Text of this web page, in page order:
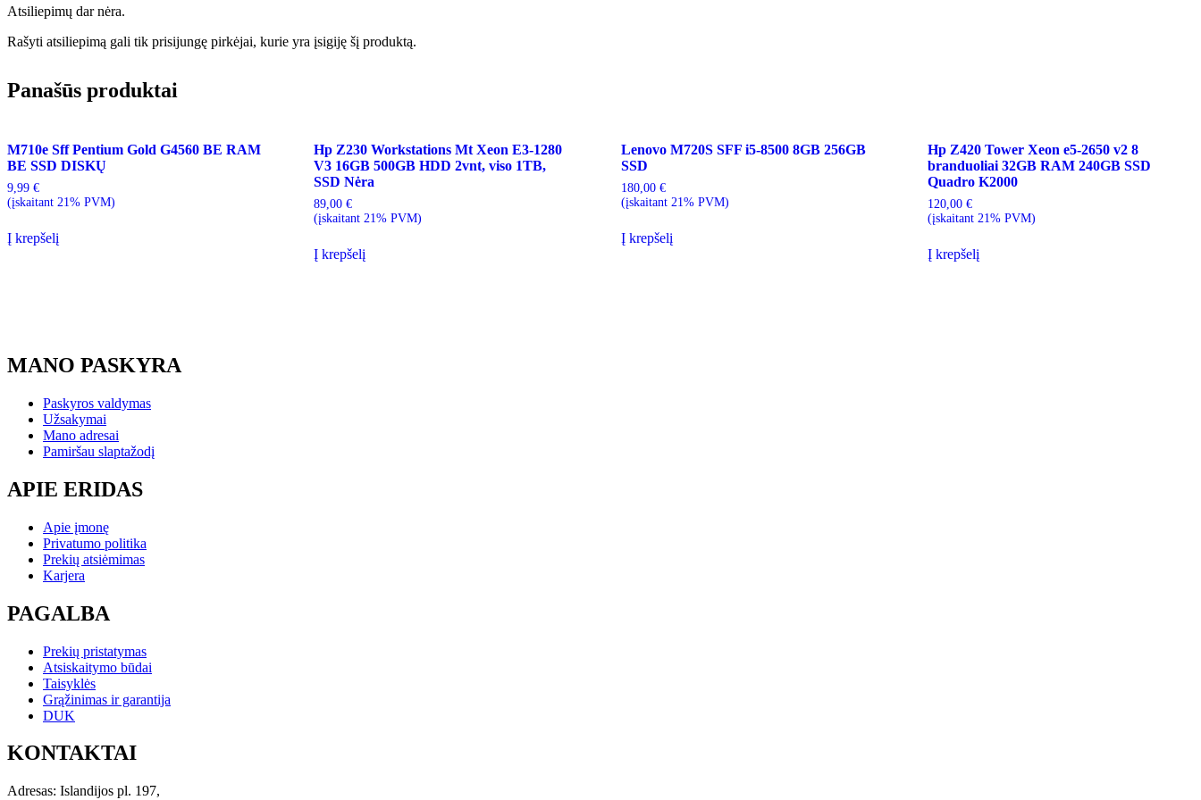
Atsiliepimų dar nėra.
Rašyti atsiliepimą gali tik prisijungę pirkėjai, kurie yra įsigiję šį produktą.
Panašūs produktai
M710e Sff Pentium Gold G4560 BE RAM
BE SSD DISKŲ
9,99 €
(įskaitant 21% PVM)
Į krepšelį
Hp Z230 Workstations Mt Xeon E3-1280
V3 16GB 500GB HDD 2vnt, viso 1TB,
SSD Nėra
89,00€
(įskaitant 21% PVM)
Į krepšelį
Lenovo M720S SFF i5-8500 8GB 256GB
SSD
180,00 €
(įskaitant 21% PVM)
Į krepšelį
Hp Z420 Tower Xeon e5-2650 v2 8
branduoliai 32GB RAM 240GB SSD
Quadro K2000
120,00 €
(įskaitant 21% PVM)
Į krepšelį
MANO PASKYRA
Paskyros valdymas
Užsakymai
Mano adresai
Pamiršau slaptažodį
APIE ERIDAS
Apie įmonę
Privatumo politika
Prekių atsiėmimas
Karjera
PAGALBA
Prekių pristatymas
Atsiskaitymo būdai
Taisyklės
Grąžinimas ir garantija
DUK
KONTAKTAI
Adresas: Islandijos pl. 197,